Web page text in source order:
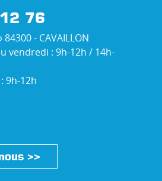
76
- CAVAILLON
vendredi : 9h-12h / 14h-
9h-12h
>>